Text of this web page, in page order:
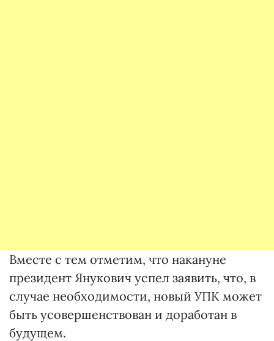
Вместе с тем отметим, что накануне
президент Янукович успел заявить, что, в
случае необходимости, новый УПК может
быть усовершенствован и доработан в
будущем.